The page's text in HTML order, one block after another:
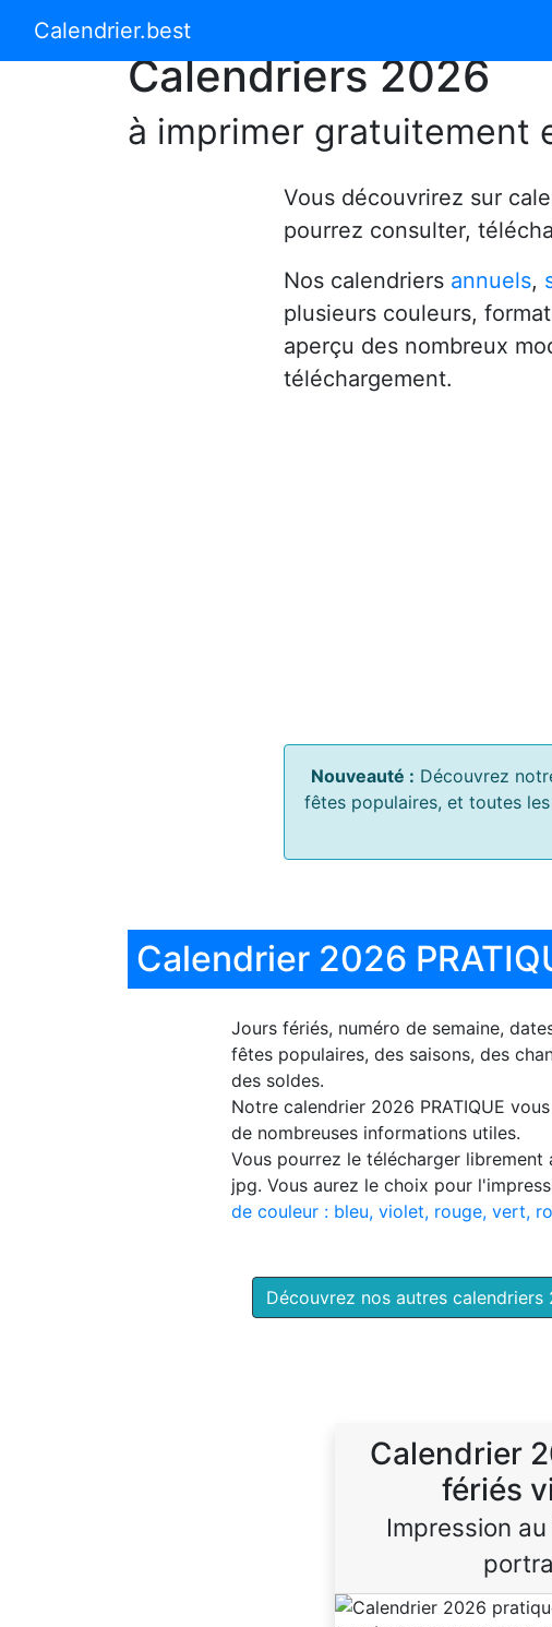
Calendrier.bestCalendrier 2024
Calendriers 2026
à imprimer gratuitement
Vous découvrirez sur
pourrez consulter,
Nos calendriers annuels,
plusieurs couleurs,
aperçu des nombreux
téléchargement.
Nouveauté : Découvrez
fêtes populaires, et toutes
Calendrier 2026
Jours fériés, numéro de semaine,
fêtes populaires, des saisons, des
des soldes.
Notre calendrier 2026 PRATIQUE
de nombreuses informations utiles.
Vous pourrez le télécharger
jpg. Vous aurez le choix pour
de couleur : bleu, violet, rouge, vert,
Découvrez nos autres calendriers
Calendrier
fériés
Impression